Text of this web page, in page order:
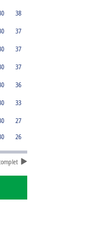
38
37
37
37
36
33
27
26